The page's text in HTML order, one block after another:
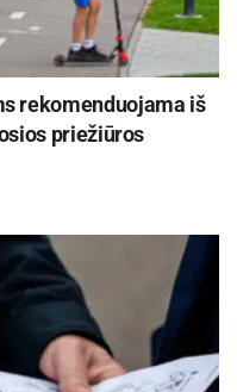
rekomenduojama iš
priežiūros